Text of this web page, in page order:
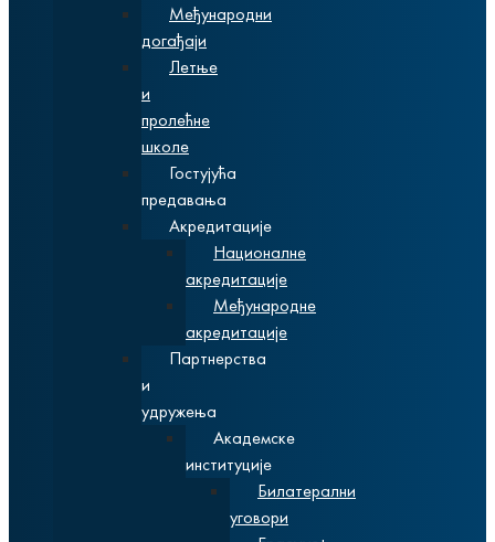
Међународни
догађаји
Летње
и
пролећне
школе
Гостујућа
предавања
Акредитације
Националне
акредитације
Међународне
акредитације
Партнерства
и
удружења
Академске
институције
Билатерални
уговори